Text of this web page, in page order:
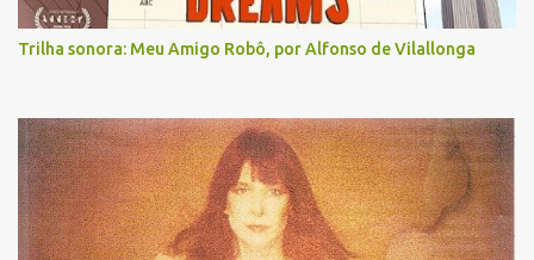
Trilha sonora: Meu Amigo Robô, por Alfonso de Vilallonga